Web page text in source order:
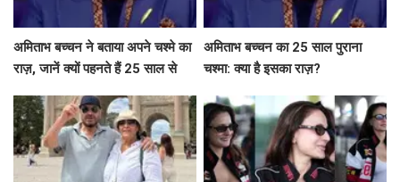
अमिताभ बच्चन ने बताया अपने चश्मे का
राज़, जानें क्यों पहनते हैं 25 साल से
अमिताभ बच्चन का 25 साल पुराना
चश्मा: क्या है इसका राज़?